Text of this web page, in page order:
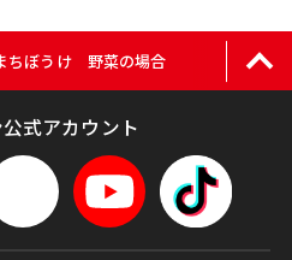
ちぼうけ 野菜の場合
式アカウント